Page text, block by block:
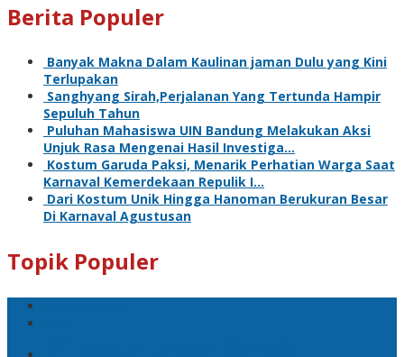
Berita Populer
Banyak Makna Dalam Kaulinan jaman Dulu yang Kini
Terlupakan
Sanghyang Sirah,Perjalanan Yang Tertunda Hampir
Sepuluh Tahun
Puluhan Mahasiswa UIN Bandung Melakukan Aksi
Unjuk Rasa Mengenai Hasil Investiga…
Kostum Garuda Paksi, Menarik Perhatian Warga Saat
Karnaval Kemerdekaan Repulik I…
Dari Kostum Unik Hingga Hanoman Berukuran Besar
Di Karnaval Agustusan
Topik Populer